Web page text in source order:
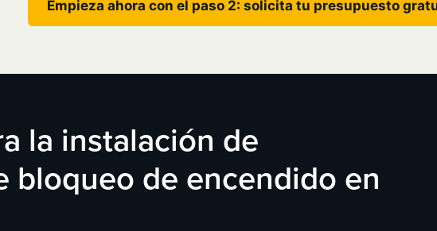
Empieza ahora con el paso 2: solicita tu presupuesto
la instalación de
bloqueo de encendido en